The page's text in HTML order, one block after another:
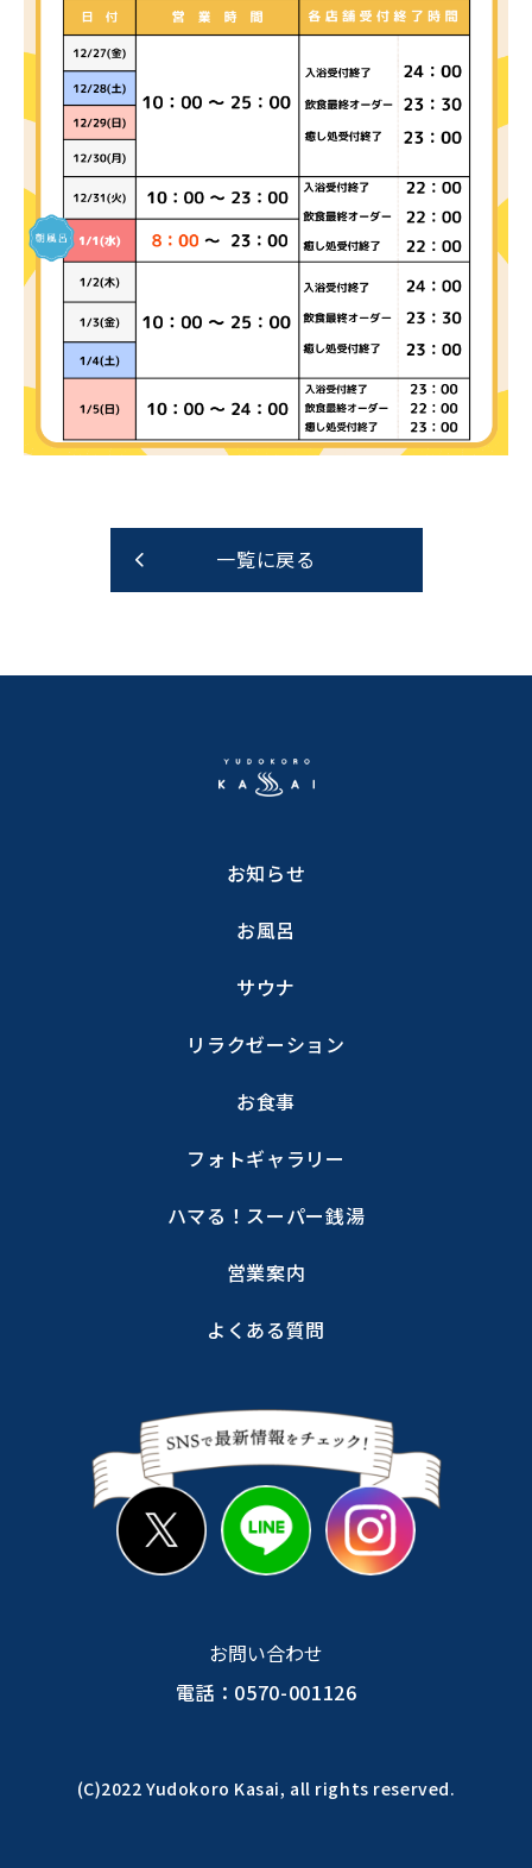
一覧に戻る
お知らせ
お風呂
サウナ
リラクゼーション
お食事
フォトギャラリー
ハマる！スーパー銭湯
営業案内
よくある質問
お問い合わせ
電話：0570-001126
(C)2022 Yudokoro Kasai, all rights reserved.